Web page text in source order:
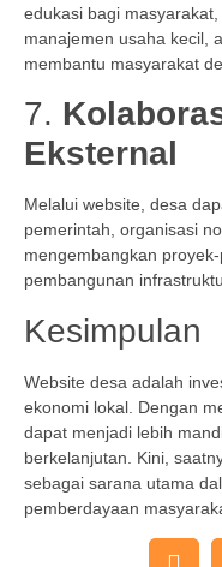
edukasi bagi
manajemen usaha kecil,
membantu masyarakat
7.
Eksternal
Melalui website, desa
pemerintah, organisasi
mengembangkan
pembangunan
Kesimpulan
Website desa adalah
ekonomi lokal. Dengan
dapat menjadi lebih
berkelanjutan. Kini,
sebagai sarana utama
pemberdayaan